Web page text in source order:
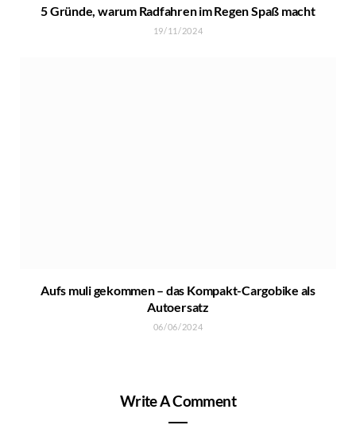
5 Gründe, warum Radfahren im Regen Spaß macht
19/11/2024
Aufs muli gekommen – das Kompakt-Cargobike als
Autoersatz
06/06/2024
Write A Comment